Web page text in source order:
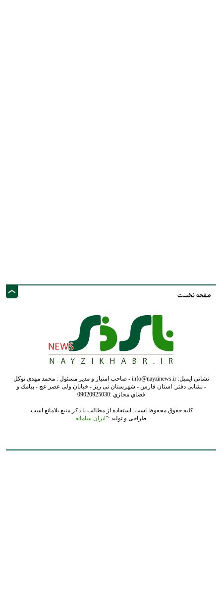
صفحه نخست
نشانی ایمیل: info@nayzinews.ir - صاحب امتیاز و مدیر مسئول : محمد مهدی توکل
- نشانی دفتر: استان فارس - شهرستان نی ریز - خیابان ولی عصر عج - پيامك و
فضاي مجازي :09020925030
کلیه حقوق محفوظ است. استفاده از مطالب با ذکر منبع بلامانع است.
طراحی و تولید :" ایران سامانه